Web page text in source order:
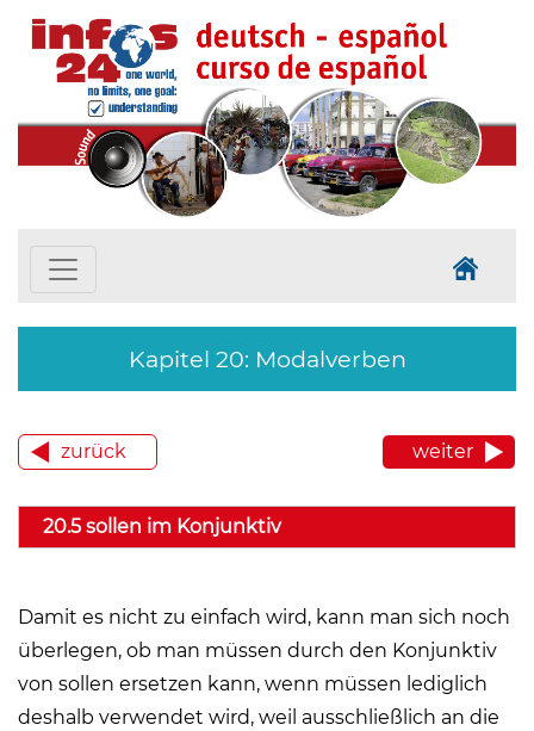
Kapitel 20: Modalverben
zurück weiter
20.5 sollen im Konjunktiv
Damit es nicht zu einfach wird, kann man sich noch
überlegen, ob man müssen durch den Konjunktiv
von sollen ersetzen kann, wenn müssen lediglich
deshalb verwendet wird, weil ausschließlich an die